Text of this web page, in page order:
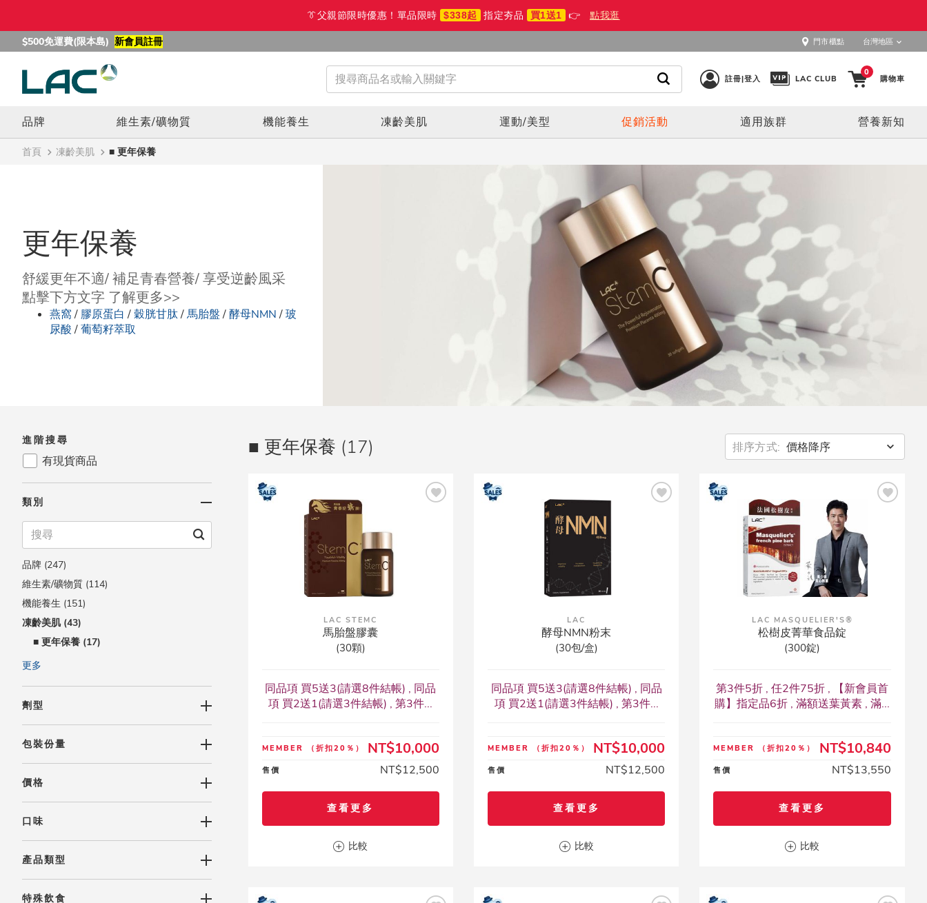
👔父親節限時優惠！單品限時 $338起 指定夯品 買1送1 👉 點我逛
$500免運費(限本島) 新會員註冊 門市櫃點 台灣地區
註冊|登入 LAC CLUB
0
購物車
品牌 維生素/礦物質 機能養生 凍齡美肌 運動/美型 促銷活動 適用族群 營養新知
首頁 凍齡美肌 ■ 更年保養
更年保養
舒緩更年不適/ 補足青春營養/ 享受逆齡風采
點擊下方文字 了解更多>>
燕窩/膠原蛋白 /穀胱甘肽/馬胎盤/酵母NMN/玻
尿酸/葡萄籽萃取
進階搜尋
有現貨商品
類別
品牌 (247)
維生素/礦物質 (114)
機能養生 (151)
凍齡美肌 (43)
■ 更年保養 (17)
■ 紅潤美妍 (11)
■ Ｑ彈美肌 (15)
■ 保養成分 (19)
促銷活動 (227)
更多
劑型
包裝份量
價格
口味
產品類型
特殊飲食
排序方式: 價格降序
■ 更年保養 (17)
LAC STEMC
馬胎盤膠囊
(30顆)
同品項 買5送3(請選8件結帳) , 同品
項 買2送1(請選3件結帳) , 第3件...
MEMBER （折扣20％） NT$10,000
售價 NT$12,500
查看更多
比較
LAC
酵母NMN粉末
(30包/盒)
同品項 買5送3(請選8件結帳) , 同品
項 買2送1(請選3件結帳) , 第3件...
MEMBER （折扣20％） NT$10,000
售價 NT$12,500
查看更多
比較
LAC MASQUELIER'S®
松樹皮菁華食品錠
(300錠)
第3件5折 , 任2件75折 , 【新會員首
購】指定品6折 , 滿額送葉黃素 , 滿...
MEMBER （折扣20％） NT$10,840
售價 NT$13,550
查看更多
比較